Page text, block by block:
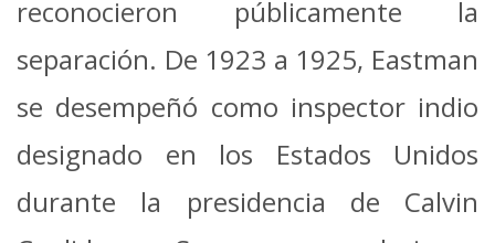
reconocieron públicamente la
separación. De 1923 a 1925, Eastman
se desempeñó como inspector indio
designado en los Estados Unidos
durante la presidencia de Calvin